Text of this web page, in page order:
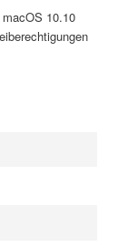
10.10